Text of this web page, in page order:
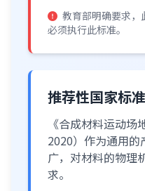
教育部明确要求，
必须执行此标准。
推荐性国家标准
《合成材料运动
2020）作为通用
广，对材料的物理
求。